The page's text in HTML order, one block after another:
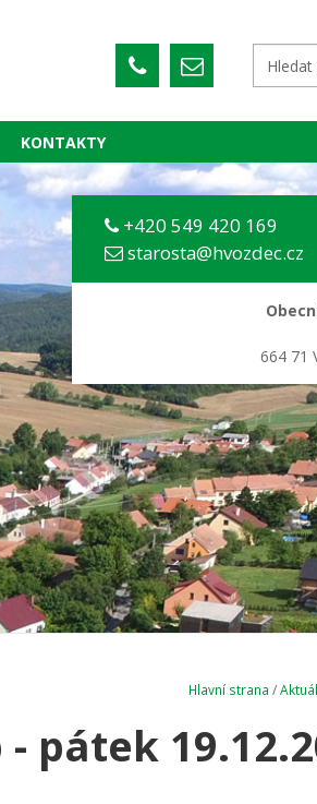
KONTAKTY
+420 549 420 169
starosta@hvozdec.cz
664 71
Hlavní strana /
pátek